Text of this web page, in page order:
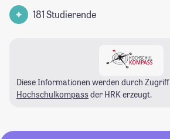
181 Studierende
Diese Informationen werden durch
Hochschulkompass der HRK erzeugt.